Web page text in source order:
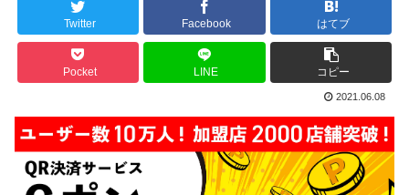
Twitter Facebook はてブ
Pocket LINE コピー
2021.06.08